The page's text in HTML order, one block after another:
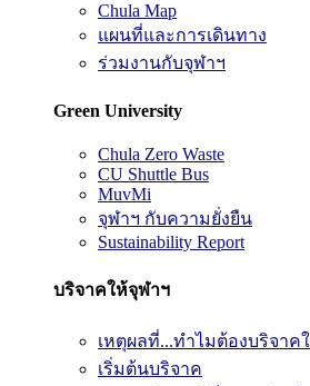
Chula Map
แผนที่และการเดินทาง
ร่วมงานกับจุฬาฯ
Green University
Chula Zero Waste
CU Shuttle Bus
MuvMi
จุฬาฯ กับความยั่งยืน
Sustainability Report
บริจาคให้จุฬาฯ
เหตุผลที่...ทำไมต้องบริจาค
เริ่มต้นบริจาค